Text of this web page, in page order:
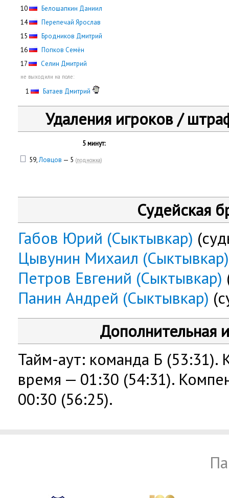
10
Белошапкин Даниил
14
Перепечай Ярослав
15
Бродников Дмитрий
16
Попков Семён
17
Селин Дмитрий
не выходили на поле:
1 Батаев Дмитрий
Удаления игроков /
5 минут:
59,Ловцов — 5 (подножка)
Судейская
Габов Юрий (Сыктывкар)
Цывунин Михаил (Сыктывкар)
Петров Евгений (Сыктывкар)
Панин Андрей (Сыктывкар)
Дополнительная
Тайм-аут: команда Б (53:31).
время — 01:30 (54:31).
00:30 (56:25).